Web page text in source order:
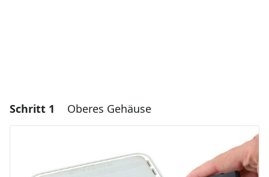
Schritt 1 Oberes Gehäuse